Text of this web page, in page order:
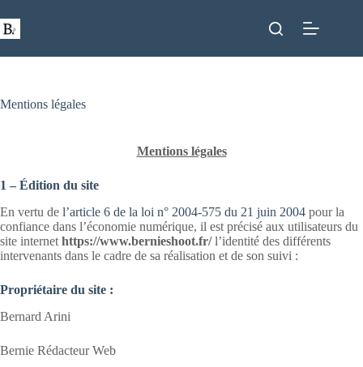
au
contenu
Mentions légales
Mentions légales
1 – Édition du site
En vertu de l’article 6 de la loi n° 2004-575 du 21 juin 2004 pour la
confiance dans l’économie numérique, il est précisé aux utilisateurs du
site internet https://www.bernieshoot.fr/l’identité des différents
intervenants dans le cadre de sa réalisation et de son suivi :
Propriétaire du site :
Bernard Arini
Bernie Rédacteur Web